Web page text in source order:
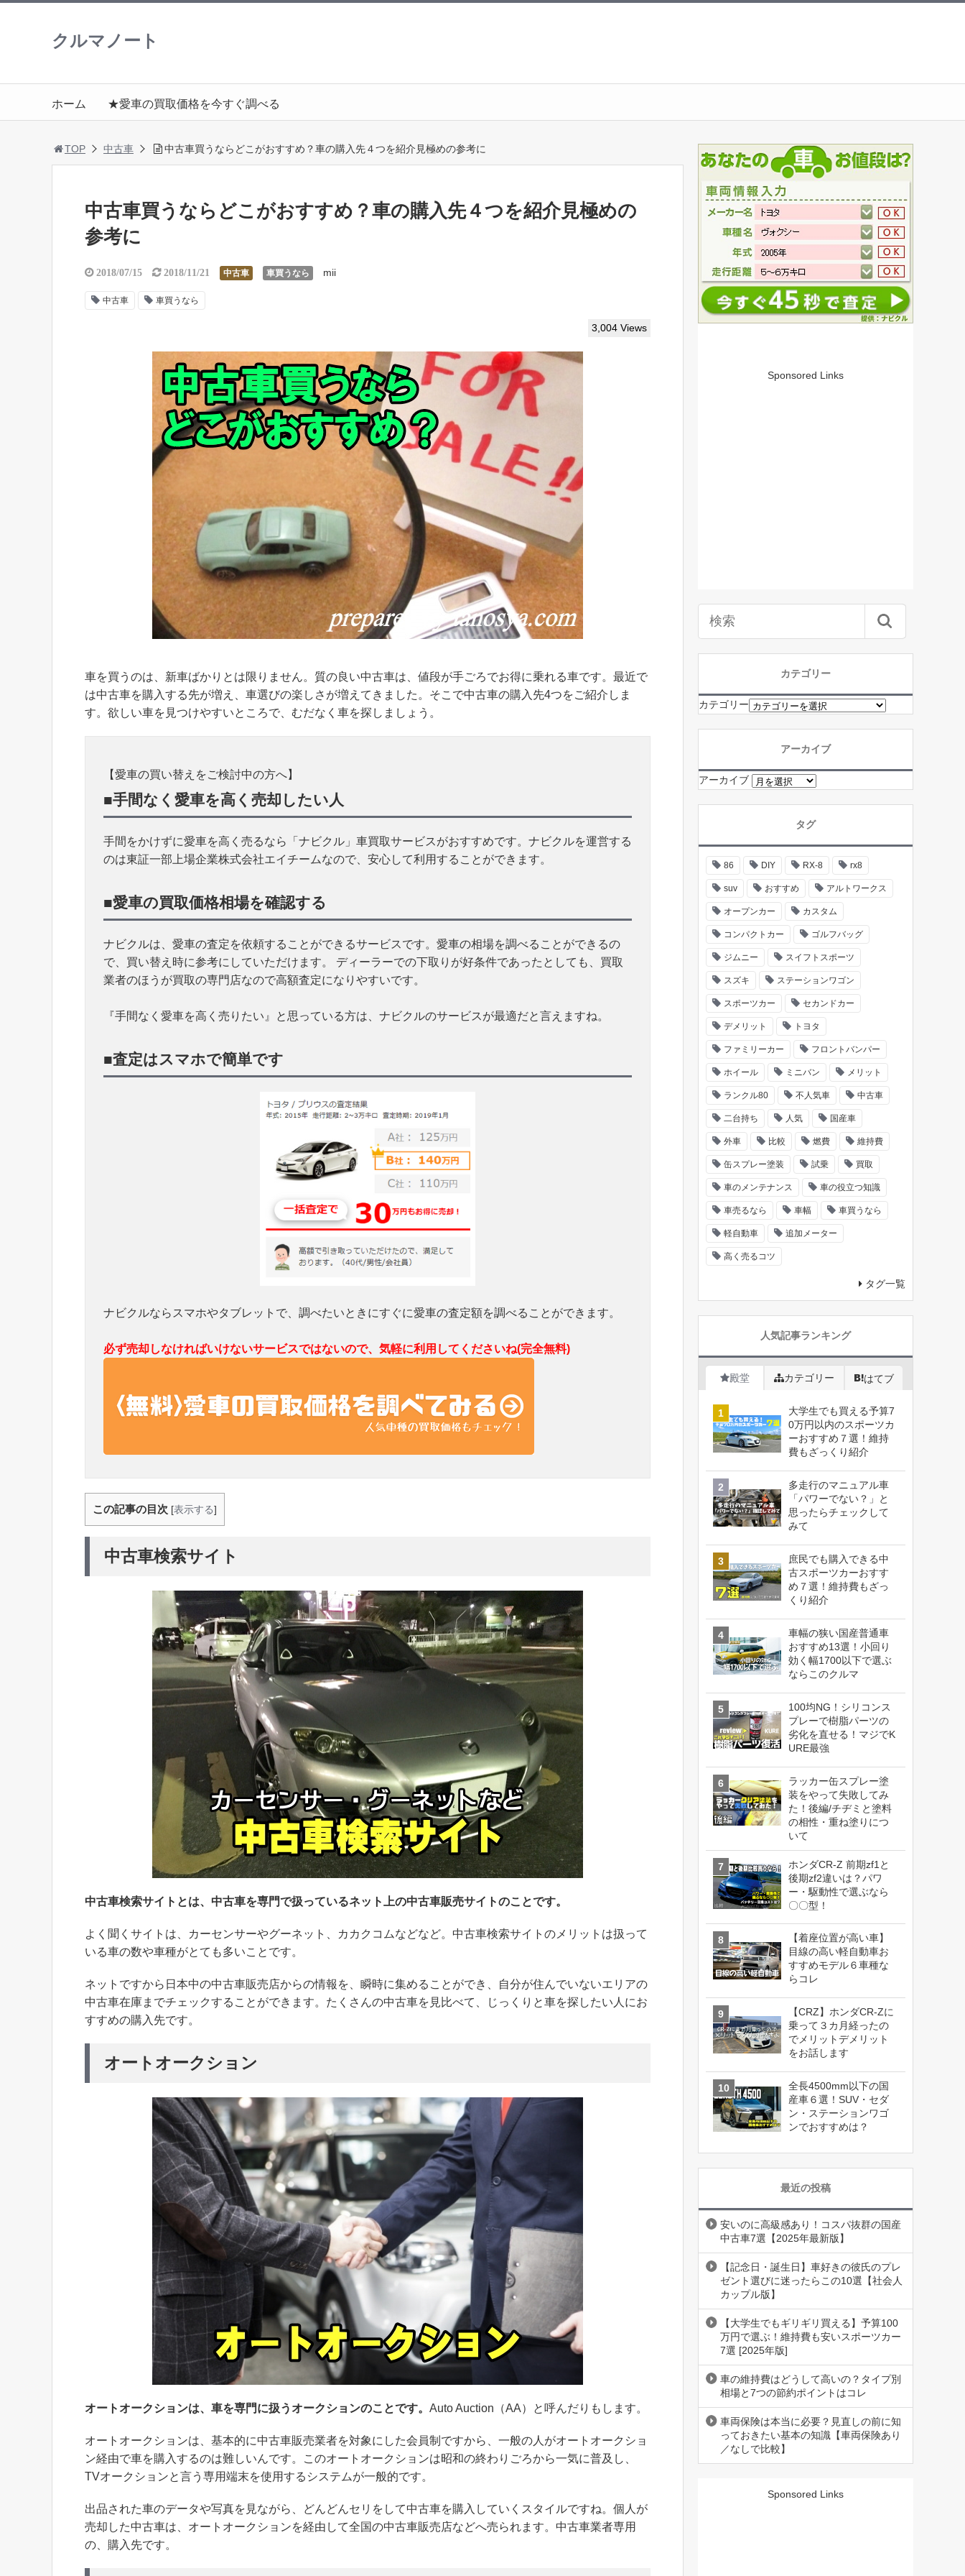
クルマノート
ホーム ★愛車の買取価格を今すぐ調べる
TOP 中古車 中古車買うならどこがおすすめ？車の購入先４つを紹介見極めの参考に
中古車買うならどこがおすすめ？車の購入先４つを紹介見極めの
参考に
2018/07/15 2018/11/21 中古車 車買うなら mii
中古車 車買うなら
3,004 Views
車を買うのは、新車ばかりとは限りません。質の良い中古車は、値段が手ごろでお得に乗れる車です。最近で
は中古車を購入する先が増え、車選びの楽しさが増えてきました。そこで中古車の購入先4つをご紹介しま
す。欲しい車を見つけやすいところで、むだなく車を探しましょう。
【愛車の買い替えをご検討中の方へ】
■手間なく愛車を高く売却したい人
手間をかけずに愛車を高く売るなら「ナビクル」車買取サービスがおすすめです。ナビクルを運営する
のは東証一部上場企業株式会社エイチームなので、安心して利用することができます。
■愛車の買取価格相場を確認する
ナビクルは、愛車の査定を依頼することができるサービスです。愛車の相場を調べることができるの
で、買い替え時に参考にしていただけます。 ディーラーでの下取りが好条件であったとしても、買取
業者のほうが買取の専門店なので高額査定になりやすいです。
『手間なく愛車を高く売りたい』と思っている方は、ナビクルのサービスが最適だと言えますね。
■査定はスマホで簡単です
ナビクルならスマホやタブレットで、調べたいときにすぐに愛車の査定額を調べることができます。
必ず売却しなければいけないサービスではないので、気軽に利用してくださいね(完全無料)
この記事の目次 [表示する]
中古車検索サイト
中古車検索サイトとは、中古車を専門で扱っているネット上の中古車販売サイトのことです。
よく聞くサイトは、カーセンサーやグーネット、カカクコムなどなど。中古車検索サイトのメリットは扱って
いる車の数や車種がとても多いことです。
ネットですから日本中の中古車販売店からの情報を、瞬時に集めることができ、自分が住んでいないエリアの
中古車在庫までチェックすることができます。たくさんの中古車を見比べて、じっくりと車を探したい人にお
すすめの購入先です。
オートオークション
オートオークションは、車を専門に扱うオークションのことです。 Auto Auction（AA）と呼んだりもします。
オートオークションは、基本的に中古車販売業者を対象にした会員制ですから、一般の人がオートオークショ
ン経由で車を購入するのは難しいんです。このオートオークションは昭和の終わりごろから一気に普及し、
TVオークションと言う専用端末を使用するシステムが一般的です。
出品された車のデータや写真を見ながら、どんどんセリをして中古車を購入していくスタイルですね。個人が
売却した中古車は、オートオークションを経由して全国の中古車販売店などへ売られます。中古車業者専用
の、購入先です。
Sponsored Links
カテゴリー
カテゴリー
アーカイブ
アーカイブ
タグ
86 DIY RX-8 rx8
suv おすすめ アルトワークス
オープンカー カスタム
コンパクトカー ゴルフバッグ
ジムニー スイフトスポーツ
スズキ ステーションワゴン
スポーツカー セカンドカー
デメリット トヨタ
ファミリーカー フロントバンパー
ホイール ミニバン メリット
ランクル80 不人気車 中古車
二台持ち 人気 国産車
外車 比較 燃費 維持費
缶スプレー塗装 試乗 買取
車のメンテナンス 車の役立つ知識
車売るなら 車幅 車買うなら
軽自動車 追加メーター
高く売るコツ
タグ一覧
人気記事ランキング
殿堂 カテゴリー はてブ
大学生でも買える予算7
0万円以内のスポーツカ
ーおすすめ７選！維持
費もざっくり紹介
多走行のマニュアル車
「パワーでない？」と
思ったらチェックして
みて
庶民でも購入できる中
古スポーツカーおすす
め７選！維持費もざっ
くり紹介
車幅の狭い国産普通車
おすすめ13選！小回り
効く幅1700以下で選ぶ
ならこのクルマ
100均NG！シリコンス
プレーで樹脂パーツの
劣化を直せる！マジでK
URE最強
ラッカー缶スプレー塗
装をやって失敗してみ
た！後編/チヂミと塗料
の相性・重ね塗りにつ
いて
ホンダCR-Z 前期zf1と
後期zf2違いは？パワ
ー・駆動性で選ぶなら
〇〇型！
【着座位置が高い車】
目線の高い軽自動車お
すすめモデル６車種な
らコレ
【CRZ】ホンダCR-Zに
乗って３カ月経ったの
でメリットデメリット
をお話します
全長4500mm以下の国
産車６選！SUV・セダ
ン・ステーションワゴ
ンでおすすめは？
最近の投稿
安いのに高級感あり！コスパ抜群の国産
中古車7選【2025年最新版】
【記念日・誕生日】車好きの彼氏のプレ
ゼント選びに迷ったらこの10選【社会人
カップル版】
【大学生でもギリギリ買える】予算100
万円で選ぶ！維持費も安いスポーツカー
7選 [2025年版]
車の維持費はどうして高いの？タイプ別
相場と7つの節約ポイントはコレ
車両保険は本当に必要？見直しの前に知
っておきたい基本の知識【車両保険あり
／なしで比較】
Sponsored Links